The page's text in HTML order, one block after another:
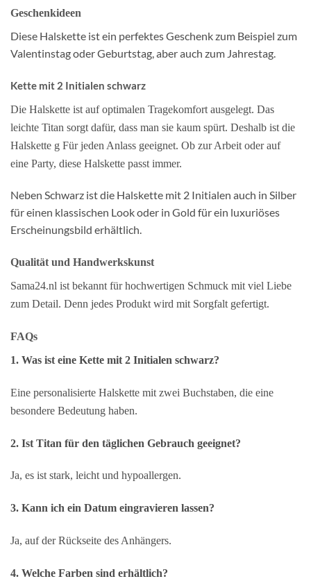
Geschenkideen
Diese Halskette ist ein perfektes Geschenk zum Beispiel zum
Valentinstag oder Geburtstag, aber auch zum Jahrestag.
Kette mit 2 Initialen schwarz
Die Halskette ist auf optimalen Tragekomfort ausgelegt. Das
leichte Titan sorgt dafür, dass man sie kaum spürt. Deshalb ist die
Halskette g Für jeden Anlass geeignet. Ob zur Arbeit oder auf
eine Party, diese Halskette passt immer.
Neben Schwarz ist die Halskette mit 2 Initialen auch in Silber
für einen klassischen Look oder in Gold für ein luxuriöses
Erscheinungsbild erhältlich.
Qualität und Handwerkskunst
Sama24.nl ist bekannt für hochwertigen Schmuck mit viel Liebe
zum Detail. Denn jedes Produkt wird mit Sorgfalt gefertigt.
FAQs
1. Was ist eine Kette mit 2 Initialen schwarz?
Eine personalisierte Halskette mit zwei Buchstaben, die eine
besondere Bedeutung haben.
2. Ist Titan für den täglichen Gebrauch geeignet?
Ja, es ist stark, leicht und hypoallergen.
3. Kann ich ein Datum eingravieren lassen?
Ja, auf der Rückseite des Anhängers.
4. Welche Farben sind erhältlich?